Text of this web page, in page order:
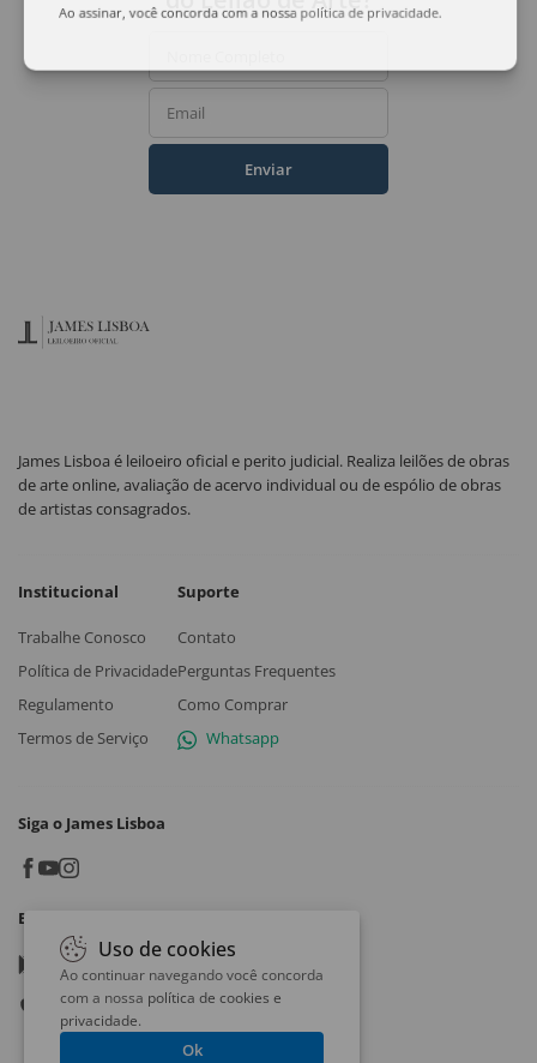
Ao assinar, você concorda com a nossa política de privacidade
Email
Enviar
James Lisboa é leiloeiro oficial e perito judicial. Realiza leilões de obras
de arte online, avaliação de acervo individual ou de espólio de obras
de artistas consagrados.
Institucional
Trabalhe Conosco
Política de Privacidade
Regulamento
Termos de Serviço
Suporte
Contato
Perguntas Frequentes
Como Comprar
Whatsapp
Siga o James Lisboa
Baixe o App
Google play
App store
Uso de cookies
Ao continuar navegando você concorda
com a nossa política de cookies e
privacidade.
Ok